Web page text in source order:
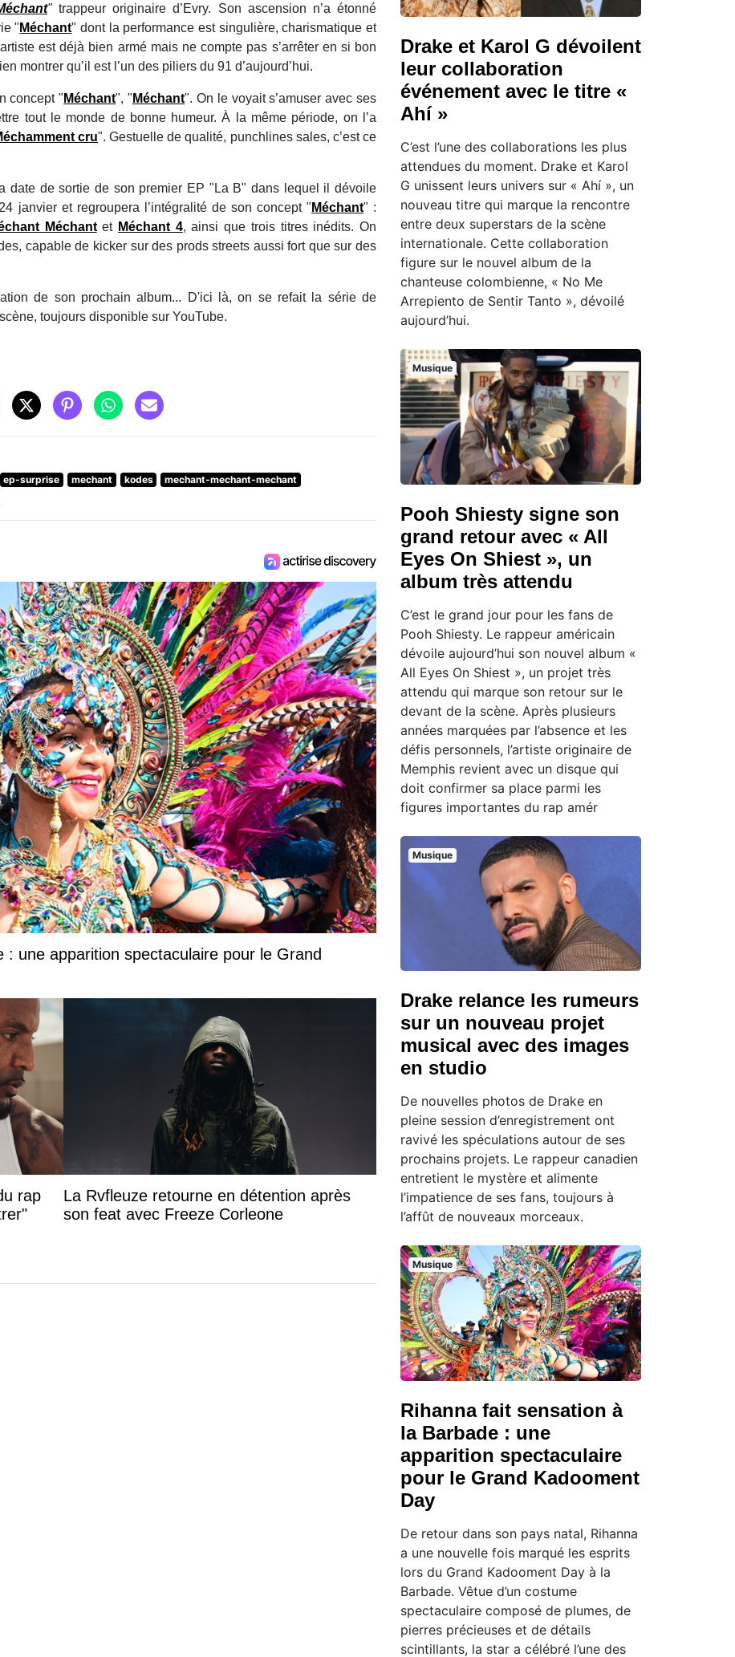
"trappeur originaire d’Evry. Son ascension n’a étonné
" Méchant" dont la performance est singulière, charismatique et
est déjà bien armé mais ne compte pas s’arrêter en si bon
montrer qu’il est l’un des piliers du 91 d’aujourd’hui.
concept " Méchant", " Méchant". On le voyait s’amuser avec ses
tout le monde de bonne humeur. À la même période, on l’a
cru". Gestuelle de qualité, punchlines sales, c’est ce
date de sortie de son premier EP "La B" dans lequel il dévoile
janvier et regroupera l’intégralité de son concept " Méchant" :
Méchantet Méchant 4, ainsi que trois titres inédits. On
capable de kicker sur des prods streets aussi fort que sur des
de son prochain album... D'ici là, on se refait la série de
toujours disponible sur YouTube.
ep-surprise mechant kodes
mechant-mechant-mechant
une apparition spectaculaire pour le Grand
rap
La Rvfleuze retourne en détention après
son feat avec Freeze Corleone
Drake et Karol G dévoilent
leur collaboration
événement avec le titre «
Ahí »
C’est l’une des collaborations les plus
attendues du moment. Drake et Karol
G unissent leurs univers sur « Ahí », un
nouveau titre qui marque la rencontre
entre deux superstars de la scène
internationale. Cette collaboration
figure sur le nouvel album de la
chanteuse colombienne, « No Me
Arrepiento de Sentir Tanto », dévoilé
aujourd’hui.
Musique
Pooh Shiesty signe son
grand retour avec « All
Eyes On Shiest », un
album très attendu
C’est le grand jour pour les fans de
Pooh Shiesty. Le rappeur américain
dévoile aujourd’hui son nouvel album «
All Eyes On Shiest », un projet très
attendu qui marque son retour sur le
devant de la scène. Après plusieurs
années marquées par l’absence et les
défis personnels, l’artiste originaire de
Memphis revient avec un disque qui
doit confirmer sa place parmi les
figures importantes du rap amér
Musique
Drake relance les rumeurs
sur un nouveau projet
musical avec des images
en studio
De nouvelles photos de Drake en
pleine session d’enregistrement ont
ravivé les spéculations autour de ses
prochains projets. Le rappeur canadien
entretient le mystère et alimente
l’impatience de ses fans, toujours à
l’affût de nouveaux morceaux.
Musique
Rihanna fait sensation à
la Barbade : une
apparition spectaculaire
pour le Grand Kadooment
Day
De retour dans son pays natal, Rihanna
a une nouvelle fois marqué les esprits
lors du Grand Kadooment Day à la
Barbade. Vêtue d’un costume
spectaculaire composé de plumes, de
pierres précieuses et de détails
scintillants, la star a célébré l’une des